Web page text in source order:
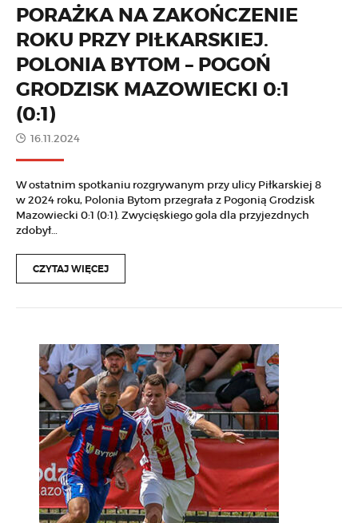
PORAŻKA NA ZAKOŃCZENIE
ROKU PRZY PIŁKARSKIEJ.
POLONIA BYTOM – POGOŃ
GRODZISK MAZOWIECKI 0:1
(0:1)
16.11.2024
W ostatnim spotkaniu rozgrywanym przy ulicy Piłkarskiej 8
w 2024 roku, Polonia Bytom przegrała z Pogonią Grodzisk
Mazowiecki 0:1 (0:1). Zwycięskiego gola dla przyjezdnych
zdobył…
CZYTAJ WIĘCEJ